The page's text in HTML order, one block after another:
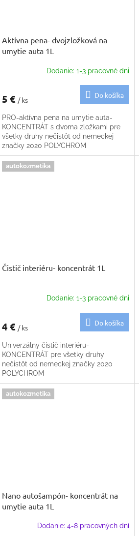
Aktívna pena- dvojzložková na
umytie auta 1L
Dodanie: 1-3 pracovné dni
5 € / ks
Do košíka
PRO-aktívna pena na umytie auta-
KONCENTRÁT s dvoma zložkami pre
všetky druhy nečistôt od nemeckej
značky 2020 POLYCHROM
autokozmetika
Čistič interiéru- koncentrát 1L
Dodanie: 1-3 pracovné dni
4 € / ks
Do košíka
Univerzálny čistič interiéru-
KONCENTRÁT pre všetky druhy
nečistôt od nemeckej značky 2020
POLYCHROM
autokozmetika
Nano autošampón- koncentrát na
umytie auta 1L
Dodanie: 4-8 pracovných dní